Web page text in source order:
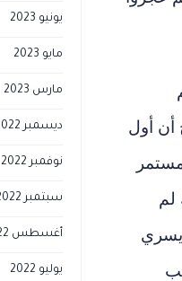
أن أول
لم
يونيو 2023
مايو 2023
مارس 2023
ديسمبر 2022
نوفمبر 2022
سبتمبر 2022
أغسطس 2022
يوليو 2022